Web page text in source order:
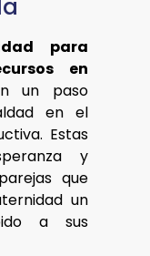
para
en
un paso
en el
Estas
y
que
un
a sus